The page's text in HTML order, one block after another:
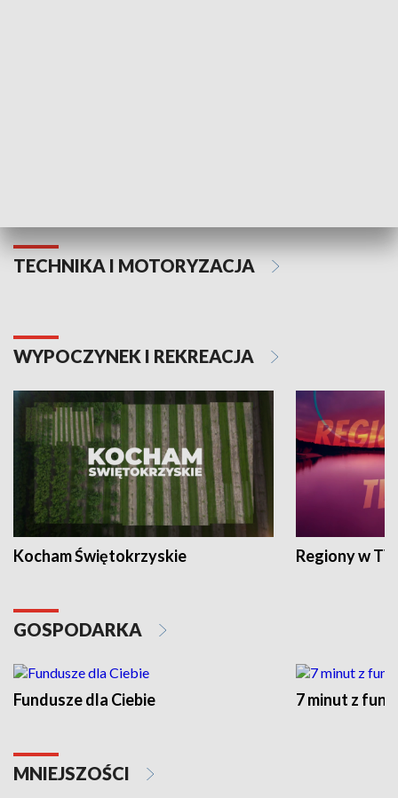
TECHNIKA I MOTORYZACJA
WYPOCZYNEK I REKREACJA
Kocham Świętokrzyskie Regiony w
GOSPODARKA
Fundusze dla Ciebie 7 minut z
MNIEJSZOŚCI